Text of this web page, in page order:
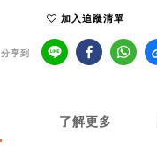
加入追蹤清單
分享到
了解更多